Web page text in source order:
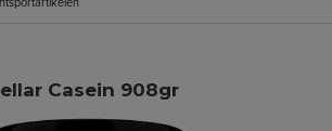
Casein 908gr